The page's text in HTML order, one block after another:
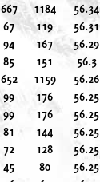
667 1184
56.34
67 119
56.31
94 167
56.29
85 151
56.3
652 1159
56.26
99 176
56.25
99 176
56.25
81 144
56.25
72 128
56.25
45 80
56.25